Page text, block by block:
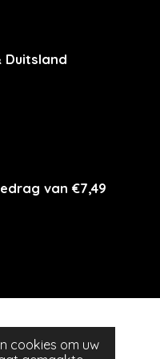
cookies om uw
Duitsland
van €7,49